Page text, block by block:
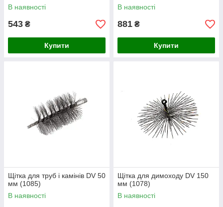
В наявності
543 ₴
Купити
В наявності
881 ₴
Купити
Щітка для труб і камінів DV 50
мм (1085)
В наявності
Щітка для димоходу DV 150
мм (1078)
В наявності